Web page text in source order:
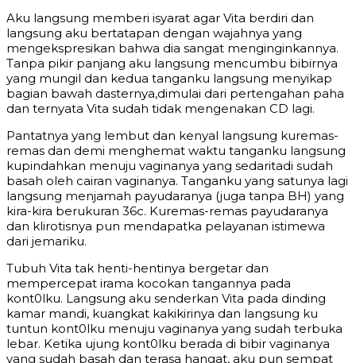
Aku langsung memberi isyarat agar Vita berdiri dan
langsung aku bertatapan dengan wajahnya yang
mengekspresikan bahwa dia sangat menginginkannya.
Tanpa pikir panjang aku langsung mencumbu bibirnya
yang mungil dan kedua tanganku langsung menyikap
bagian bawah dasternya,dimulai dari pertengahan paha
dan ternyata Vita sudah tidak mengenakan CD lagi.
Pantatnya yang lembut dan kenyal langsung kuremas-
remas dan demi menghemat waktu tanganku langsung
kupindahkan menuju vaginanya yang sedaritadi sudah
basah oleh cairan vaginanya. Tanganku yang satunya lagi
langsung menjamah payudaranya (juga tanpa BH) yang
kira-kira berukuran 36c. Kuremas-remas payudaranya
dan klirotisnya pun mendapatka pelayanan istimewa
dari jemariku.
Tubuh Vita tak henti-hentinya bergetar dan
mempercepat irama kocokan tangannya pada
kont0lku. Langsung aku senderkan Vita pada dinding
kamar mandi, kuangkat kakikirinya dan langsung ku
tuntun kont0lku menuju vaginanya yang sudah terbuka
lebar. Ketika ujung kont0lku berada di bibir vaginanya
yang sudah basah dan terasa hangat, aku pun sempat